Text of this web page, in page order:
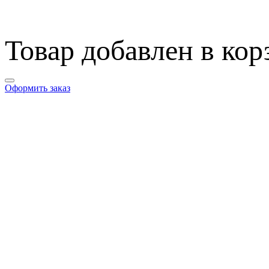
Товар добавлен в
Оформить заказ